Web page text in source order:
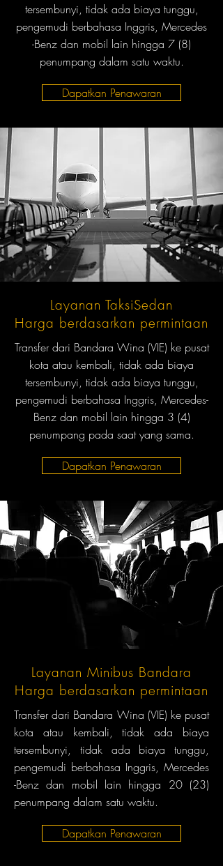
tersembunyi, tidak ada biaya tunggu,
pengemudi berbahasa Inggris, Mercedes
-Benz dan mobil lain hingga 7 (8)
penumpang dalam satu waktu.
Dapatkan Penawaran
Layanan TaksiSedan
Harga berdasarkan permintaan
Transfer dari Bandara Wina (VIE) ke pusat
kota atau kembali, tidak ada biaya
tersembunyi, tidak ada biaya tunggu,
pengemudi berbahasa Inggris, Mercedes-
Benz dan mobil lain hingga 3 (4)
penumpang pada saat yang sama.
Dapatkan Penawaran
Layanan Minibus Bandara
Harga berdasarkan permintaan
Transfer dari Bandara Wina (VIE) ke pusat
kota atau kembali, tidak ada biaya
tersembunyi, tidak ada biaya tunggu,
pengemudi berbahasa Inggris, Mercedes
-Benz dan mobil lain hingga 20 (23)
penumpang dalam satu waktu.
Dapatkan Penawaran